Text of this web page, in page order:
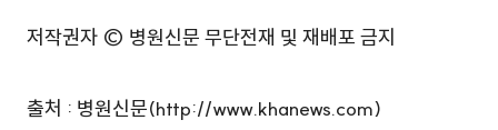
저작권자 © 병원신문 무단전재 및 재배포 금지
출처 : 병원신문(http://www.khanews.com)